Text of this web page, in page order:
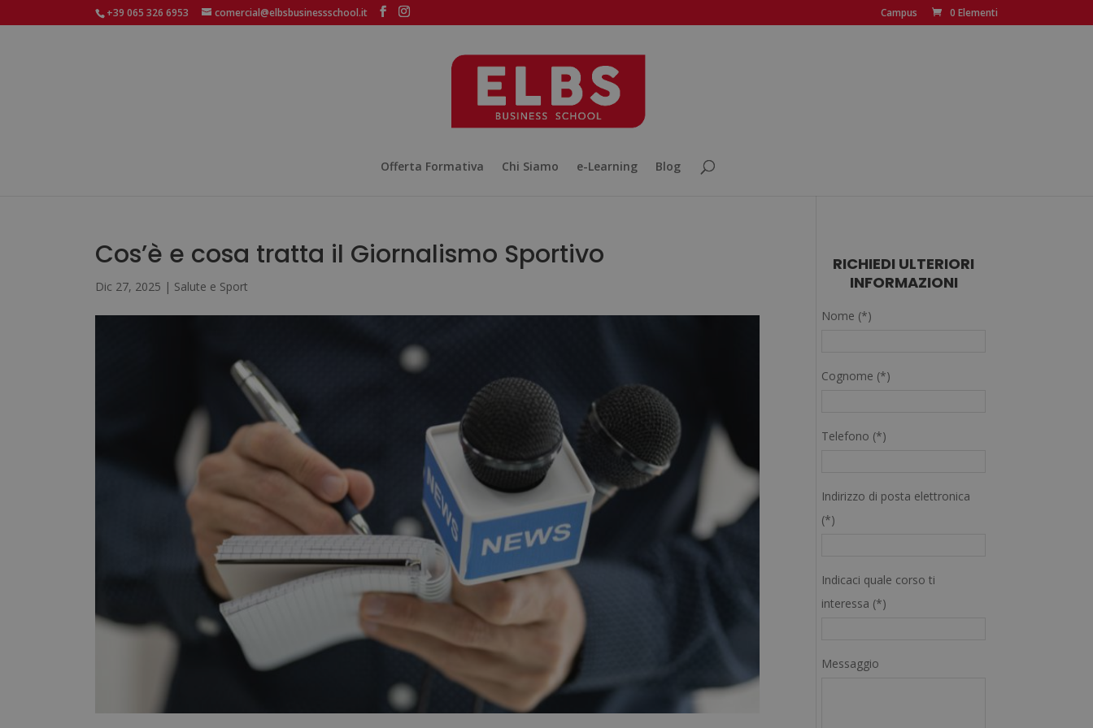
+39 065 326 6953 comercial@elbsbusinessschool.it Campus 0 Elementi
Offerta Formativa Chi Siamo e-Learning Blog
Cos’è e cosa tratta il Giornalismo Sportivo
Dic 27, 2025 | Salute e Sport
RICHIEDI ULTERIORI
INFORMAZIONI
Nome (*)
Cognome (*)
Telefono (*)
Indirizzo di posta elettronica
(*)
Indicaci quale corso ti
interessa (*)
Messaggio